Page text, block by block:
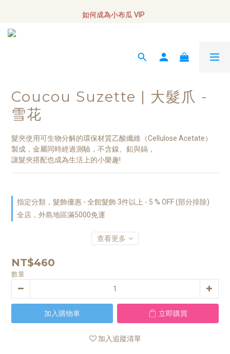
全網訂單將於7/4 開始配送
如何成為小布瓜 VIP
Coucou Suzette | 大髮爪 -
雪花
髮夾使用可生物分解的環保材質乙酸纖維（Cellulose Acetate）
製成，金屬同時經過測驗，不含鎳、鉛與鎘，
讓髮夾搭配也成為生活上的小樂趣!
指定分類，髮飾優惠 - 全館髮飾 3件以上 - 5 % OFF (部分排除)
全店，外島地區滿5000免運
查看更多
NT$460
數量
加入購物車 立即購買
加入追蹤清單